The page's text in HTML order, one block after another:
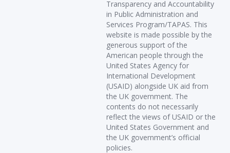
Transparency and Accountability
in Public Administration and
Services Program/TAPAS. This
website is made possible by the
generous support of the
American people through the
United States Agency for
International Development
(USAID) alongside UK aid from
the UK government. The
contents do not necessarily
reflect the views of USAID or the
United States Government and
the UK government’s official
policies.